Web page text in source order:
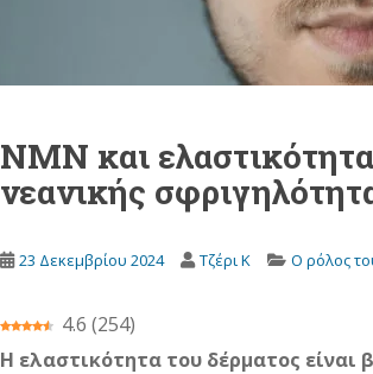
NMN και
νεανικής
23 Δεκεμβρίου 2024 Τζέρι Κ Ο ρόλος
4.6 (254)
Η ελαστικότητα του δέρματος είναι